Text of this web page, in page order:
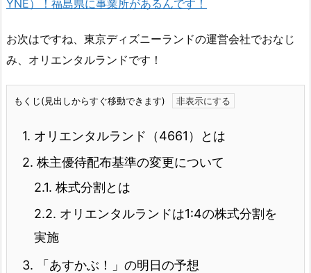
YNE）！福島県に事業所があるんです！
お次はですね、東京ディズニーランドの運営会社でおなじ
み、オリエンタルランドです！
もくじ(見出しからすぐ移動できます)
1. オリエンタルランド（4661）とは
2. 株主優待配布基準の変更について
2.1. 株式分割とは
2.2. オリエンタルランドは1:4の株式分割を
実施
3. 「あすかぶ！」の明日の予想